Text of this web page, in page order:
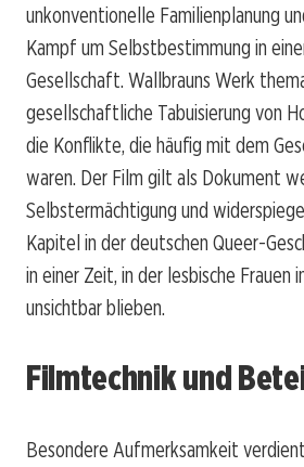
unkonventionelle Familienplanung
Kampf um Selbstbestimmung in
Gesellschaft. Wallbrauns Werk
gesellschaftliche Tabuisierung von
die Konflikte, die häufig mit dem
waren. Der Film gilt als Dokument
Selbstermächtigung und
Kapitel in der deutschen Queer-
in einer Zeit, in der lesbische Frauen
unsichtbar blieben.
Filmtechnik und
Besondere Aufmerksamkeit